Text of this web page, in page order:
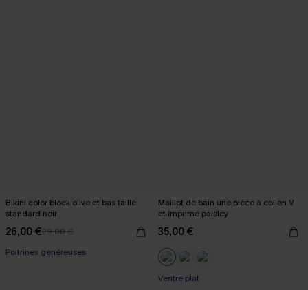
Bikini color block olive et bas taille
standard noir
26,00 €29,00 €
Poitrines généreuses
Maillot de bain une pièce à col en V
et imprimé paisley
35,00 €
Ventre plat